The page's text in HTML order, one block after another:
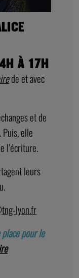
À 17H
de et avec
et de
elle
l’écriture.
leurs
lyon.fr
place pour le